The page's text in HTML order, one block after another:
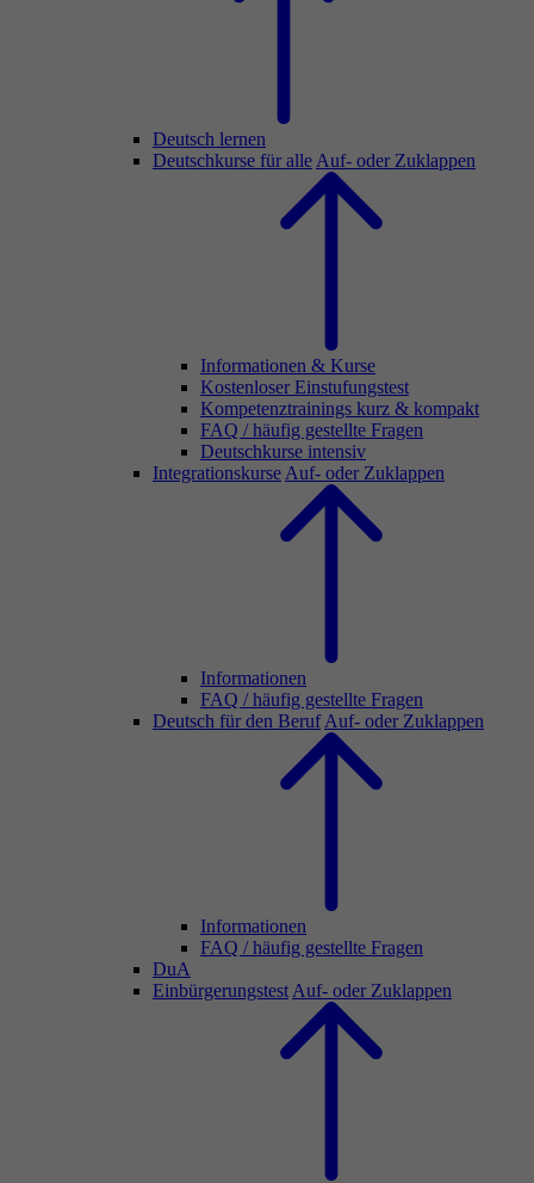
Deutsch lernen
Deutschkurse für alle Auf- oder Zuklappen
Informationen & Kurse
Kostenloser Einstufungstest
Kompetenztrainings kurz & kompakt
FAQ / häufig gestellte Fragen
Deutschkurse intensiv
Integrationskurse Auf- oder Zuklappen
Informationen
FAQ / häufig gestellte Fragen
Deutsch für den Beruf Auf- oder Zuklappen
Informationen
FAQ / häufig gestellte Fragen
DuA
Einbürgerungstest Auf- oder Zuklappen